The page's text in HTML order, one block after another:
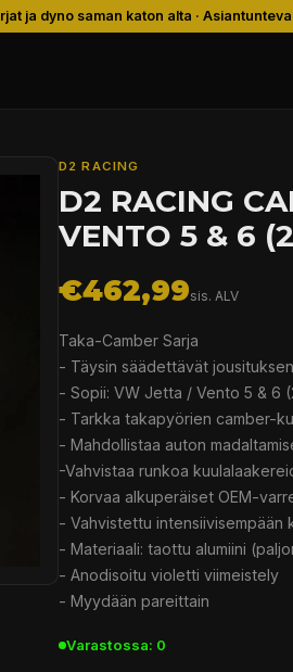
ja dyno saman katon alta ·
D2 RACING
D2 RACING
VENTO 5 & 6
€462,99sis. ALV
Taka-Camber Sarja
- Täysin säädettävät
- Sopii: VW Jetta / Vento 5 & 6
- Tarkka takapyörien camber-
- Mahdollistaa auton
-Vahvistaa runkoa
- Korvaa alkuperäiset OEM-
- Vahvistettu intensiivisempään
- Materiaali: taottu alumiini
- Anodisoitu violetti viimeistely
- Myydään pareittain
Varastossa: 0